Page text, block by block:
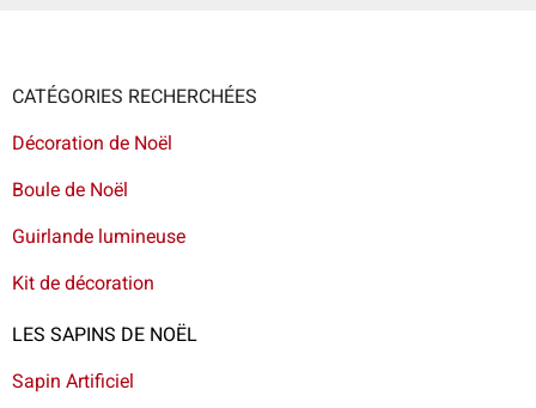
CATÉGORIES RECHERCHÉES
Décoration de Noël
Boule de Noël
Guirlande lumineuse
Kit de décoration
LES SAPINS DE NOËL
Sapin Artificiel